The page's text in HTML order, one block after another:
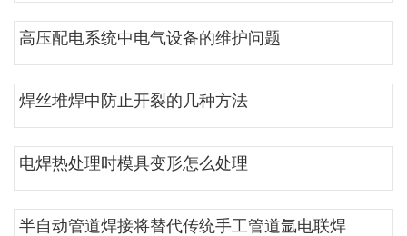
高压配电系统中电气设备的维护问题
焊丝堆焊中防止开裂的几种方法
电焊热处理时模具变形怎么处理
半自动管道焊接将替代传统手工管道氩电联焊